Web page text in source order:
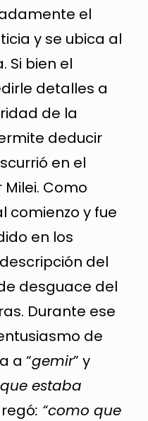
el
y se ubica al
Si bien el
detalles a
de la
deducir
en el
Como
comienzo y fue
en los
del
desguace del
Durante ese
de
a “gemir” y
estaba
: “como que